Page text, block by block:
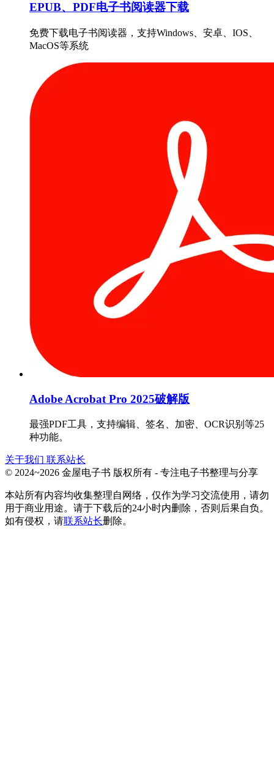
EPUB、PDF电子书阅读器下载
免费下载电子书阅读器，支持Windows、安卓、IOS、
MacOS等系统
Adobe Acrobat Pro 2025破解版
最强PDF工具，支持编辑、签名、加密、OCR识别等25
种功能。
关于我们 联系站长
© 2024~2026 金屋电子书 版权所有 - 专注电子书整理与分享
本站所有内容均收集整理自网络，仅作为学习交流使用，请勿
用于商业用途。请于下载后的24小时内删除，否则后果自负。
如有侵权，请联系站长删除。